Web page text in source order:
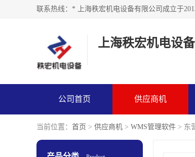
上海秩宏机电设
公司首页 供应商机
当前位置： 首页 > 供应商机 > WMS管理软件 > 东